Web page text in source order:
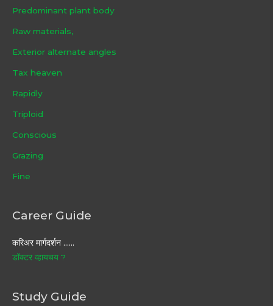
Predominant plant body
Raw materials,
Exterior alternate angles
Tax heaven
Rapidly
Triploid
Conscious
Grazing
Fine
Career Guide
करिअर मार्गदर्शन ……
डॉक्टर व्हायचय ?
Study Guide